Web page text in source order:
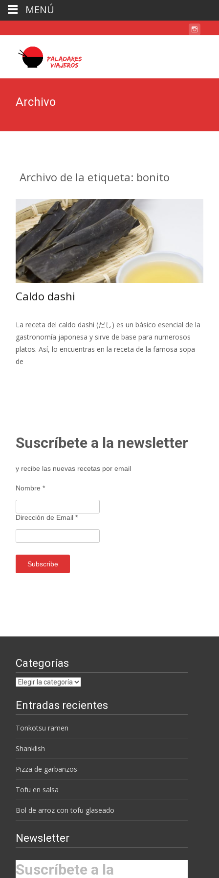
Archivo
Archivo de la etiqueta: bonito
Caldo dashi
La receta del caldo dashi (だし) es un básico esencial de la
gastronomía japonesa y sirve de base para numerosos
platos. Así, lo encuentras en la receta de la famosa sopa
de
Suscríbete a la newsletter
y recibe las nuevas recetas por email
Nombre *
Dirección de Email *
Categorías
Categorías
Entradas recientes
Tonkotsu ramen
Shanklish
Pizza de garbanzos
Tofu en salsa
Bol de arroz con tofu glaseado
Newsletter
Suscríbete a la
MENÚ